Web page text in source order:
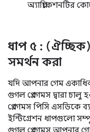
অ্যাপ্লিকেশনটির
ধাপ ৫ : (ঐচ্ছিক)
সমর্থন করা
যদি আপনার গেম
গুগল প্লে গেমস দ্বারা
প্লে গেমস পিসি এসডিকে
ইন্টিগ্রেশন ধাপগুলো